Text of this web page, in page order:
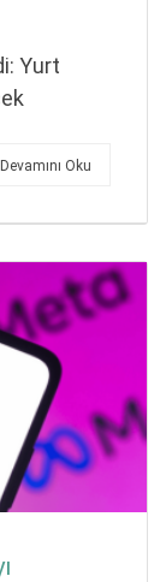
Yurt
Devamını Oku